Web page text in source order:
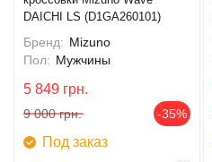
DAICHI LS (D1GA260101)
Бренд: Mizuno
Пол: Мужчины
5 849 грн.
9 000 грн. -35%
Под заказ